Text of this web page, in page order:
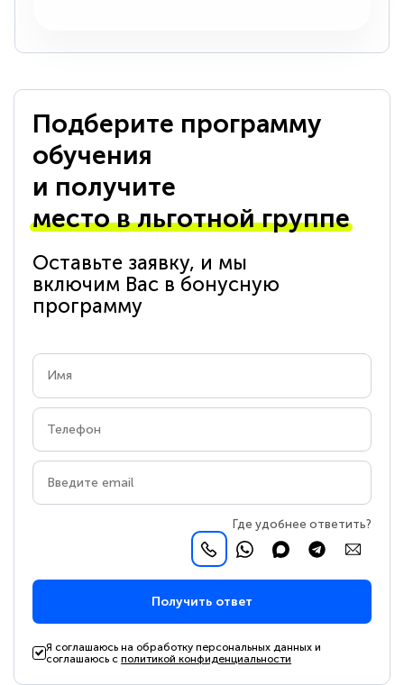
Подберите программу
обучения
и получите
место в льготной группе
Оставьте заявку, и мы
включим Вас в бонусную
программу
Где удобнее ответить?
Получить ответ
Я соглашаюсь на обработку персональных данных и
соглашаюсь сполитикой конфиденциальности